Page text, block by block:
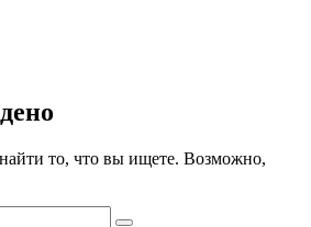
то, что вы ищете. Возможно,